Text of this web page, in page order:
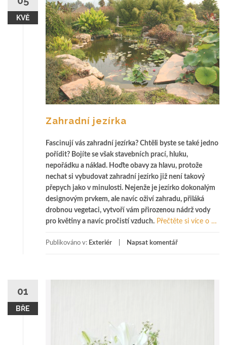
KVĚ
Zahradní jezírka
Fascinují vás zahradní jezírka? Chtěli byste se také jedno
pořídit? Bojíte se však stavebních prací, hluku,
nepořádku a náklad. Hoďte obavy za hlavu, protože
nechat si vybudovat zahradní jezírko již není takový
přepych jako v minulosti. Nejenže je jezírko dokonalým
designovým prvkem, ale navíc oživí zahradu, přiláká
drobnou vegetaci, vytvoří vám přirozenou nádrž vody
pro květiny a navíc pročistí vzduch. Přečtěte si více o o
…
Publikováno v: Exteriér Napsat komentář
01
BŘE